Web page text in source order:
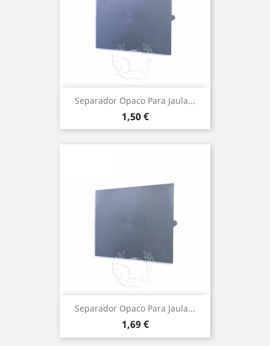
Separador Opaco Para Jaula...
Precio
1,50 €
Separador Opaco Para Jaula...
Precio
1,69 €